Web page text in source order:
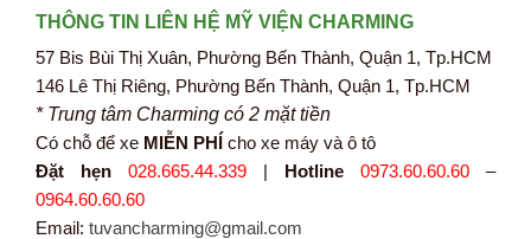
THÔNG TIN LIÊN HỆ MỸ VIỆN CHARMING
57 Bis Bùi Thị Xuân, Phường Bến Thành, Quận 1, Tp.HCM
146 Lê Thị Riêng, Phường Bến Thành, Quận 1, Tp.HCM
* Trung tâm Charming có 2 mặt tiền
Có chỗ để xe MIỄN PHÍ cho xe máy và ô tô
Đặt hẹn
028.665.44.339 | Hotline 0973.60.60.60 –
0964.60.60.60
Email: tuvancharming@gmail.com